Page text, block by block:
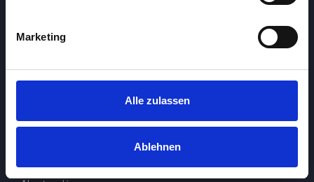
Marketing
Alle zulassen
Ablehnen